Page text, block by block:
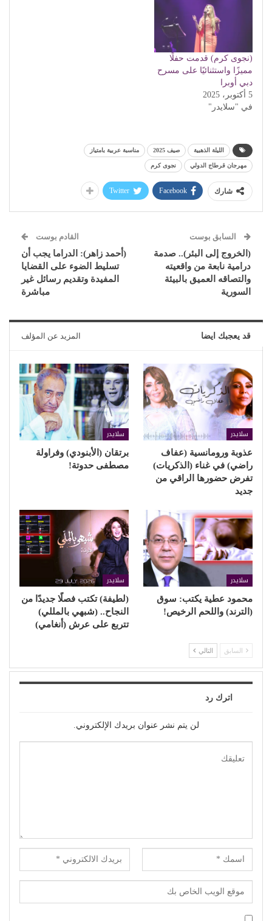
(نجوى كرم) قدمت حفلًا
مميزًا واستثنائيًا على مسرح
دبي أوبرا
5 أكتوبر، 2025
في "سلايدر"
الليلة الذهبية صيف 2025 مناسبة عربية بامتياز
مهرجان قرطاج الدولي نجوى كرم
شارك Facebook
Twitter
السابق بوست
(الخروج إلى البئر).. صدمة
درامية نابعة من واقعيته
والتصاقه العميق بالبيئة
السورية
القادم بوست
(أحمد زاهر): الدراما يجب أن
تسليط الضوء على القضايا
المفيدة وتقديم رسائل غير
مباشرة
قد يعجبك ايضا المزيد عن المؤلف
سلايدر
عذوبة ورومانسية (عفاف
راضي) في غناء (الذكريات)
تفرض حضورها الراقي من
جديد
سلايدر
برتقان (الأبنودي) وفراولة
مصطفى حدوتة!
سلايدر
محمود عطية يكتب: سوق
(الترند) واللحم الرخيص!
سلايدر
(لطيفة) تكتب فصلًا جديدًا من
النجاح.. (شبهي بالمللي)
تتربع على عرش (أنغامي)
السابق التالي
اترك رد
لن يتم نشر عنوان بريدك الإلكتروني.